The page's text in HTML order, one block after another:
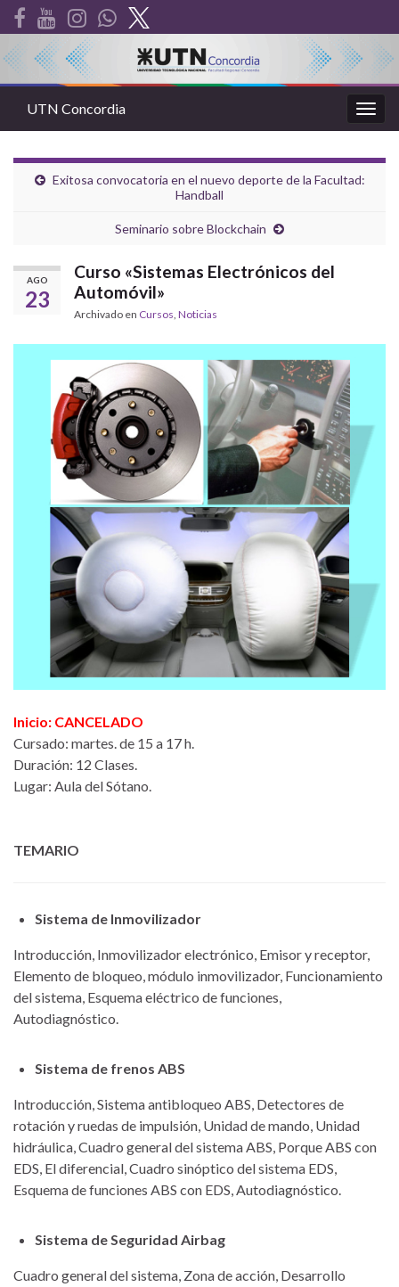
la
UTN Concordia
Exitosa convocatoria en el nuevo deporte de la Facultad:
Handball
Seminario sobre Blockchain
AGO
23
Curso «Sistemas Electrónicos del
Automóvil»
Archivado en Cursos Noticias
Inicio: CANCELADO
Cursado: martes. de 15 a 17 h.
Duración: 12 Clases.
Lugar: Aula del Sótano.
TEMARIO
Sistema de Inmovilizador
Introducción, Inmovilizador electrónico, Emisor y receptor,
Elemento de bloqueo, módulo inmovilizador, Funcionamiento
del sistema, Esquema eléctrico de funciones,
Autodiagnóstico.
Sistema de frenos ABS
Introducción, Sistema antibloqueo ABS, Detectores de
rotación y ruedas de impulsión, Unidad de mando, Unidad
hidráulica, Cuadro general del sistema ABS, Porque ABS con
EDS, El diferencial, Cuadro sinóptico del sistema EDS,
Esquema de funciones ABS con EDS, Autodiagnóstico.
Sistema de Seguridad Airbag
Cuadro general del sistema, Zona de acción, Desarrollo